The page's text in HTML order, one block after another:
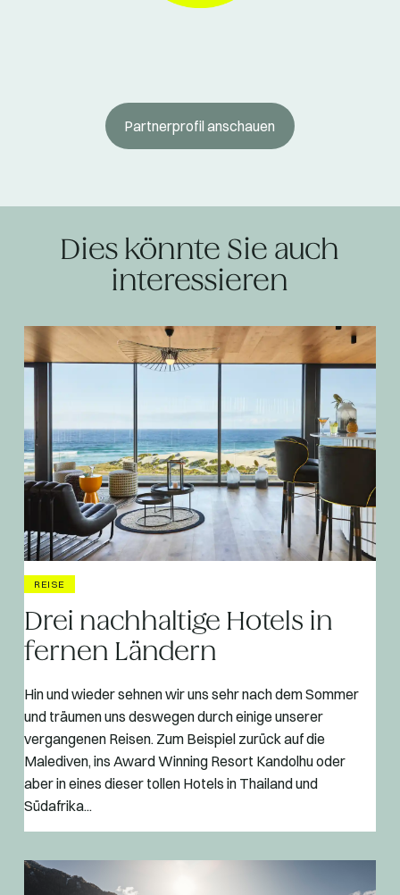
Partnerprofil anschauen
Dies könnte Sie auch
interessieren
REISE
Drei nachhaltige Hotels in
fernen Ländern
Hin und wieder sehnen wir uns sehr nach dem Sommer
und träumen uns deswegen durch einige unserer
vergangenen Reisen. Zum Beispiel zurück auf die
Malediven, ins Award Winning Resort Kandolhu oder
aber in eines dieser tollen Hotels in Thailand und
Südafrika...